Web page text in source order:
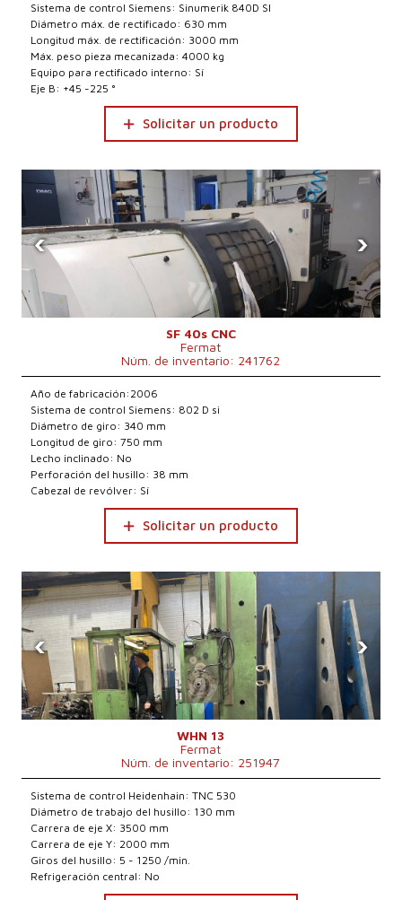
Sistema de control Siemens: Sinumerik 840D Sl
Diámetro máx. de rectificado: 630 mm
Longitud máx. de rectificación: 3000 mm
Máx. peso pieza mecanizada: 4000 kg
Equipo para rectificado interno: Sí
Eje B: +45 -225 °
Solicitar un producto
‹ ›
SF 40s CNC
Fermat
Núm. de inventario: 241762
Año de fabricación:2006
Sistema de control Siemens: 802 D si
Diámetro de giro: 340 mm
Longitud de giro: 750 mm
Lecho inclinado: No
Perforación del husillo: 38 mm
Cabezal de revólver: Sí
Solicitar un producto
‹ ›
WHN 13
Fermat
Núm. de inventario: 251947
Sistema de control Heidenhain: TNC 530
Diámetro de trabajo del husillo: 130 mm
Carrera de eje X: 3500 mm
Carrera de eje Y: 2000 mm
Giros del husillo: 5 - 1250 /min.
Refrigeración central: No